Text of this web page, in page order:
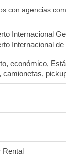
con agencias
Internacional
Internacional
económico,
camionetas,